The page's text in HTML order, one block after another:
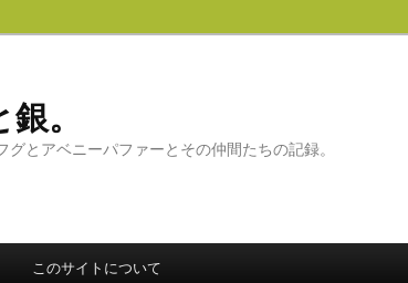
。
グとアベニーパファーとその仲間たちの記録。
このサイトについて